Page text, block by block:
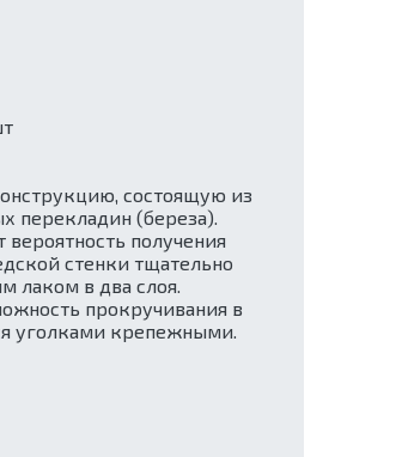
состоящую из
перекладин (береза).
получения
стенки тщательно
лаком в два слоя.
прокручивания в
уголками крепежными.